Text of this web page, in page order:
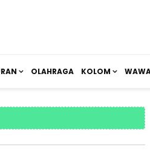
OLAHRAGA KOLOM